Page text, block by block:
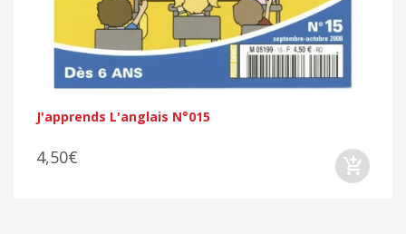
J'apprends L'anglais N°015
4,50€